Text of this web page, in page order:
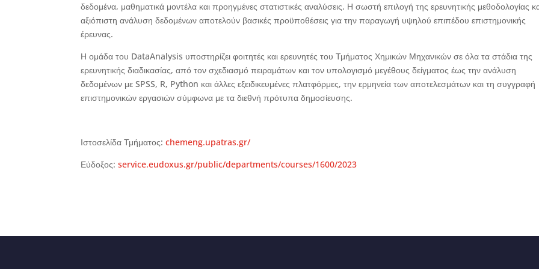
δεδομένα, μαθηματικά μοντέλα και προηγμένες στατιστικές αναλύσεις. Η σωστή επιλογή της ερευνητικής μεθοδολογίας
αξιόπιστη ανάλυση δεδομένων αποτελούν βασικές προϋποθέσεις για την παραγωγή υψηλού επιπέδου επιστημονικής
έρευνας.
Η ομάδα του DataAnalysis υποστηρίζει φοιτητές και ερευνητές του Τμήματος Χημικών Μηχανικών σε όλα τα στάδια της
ερευνητικής διαδικασίας, από τον σχεδιασμό πειραμάτων και τον υπολογισμό μεγέθους δείγματος έως την ανάλυση
δεδομένων με SPSS, R, Python και άλλες εξειδικευμένες πλατφόρμες, την ερμηνεία των αποτελεσμάτων και τη συγγραφή
επιστημονικών εργασιών σύμφωνα με τα διεθνή πρότυπα δημοσίευσης.
Ιστοσελίδα Τμήματος:chemeng.upatras.gr/
Εύδοξος:service.eudoxus.gr/public/departments/courses/1600/2023